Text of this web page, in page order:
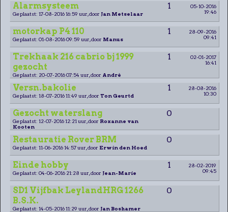
Alarmsysteem 1
05-10-2016
19:46
Geplaatst: 17-08-2016 16:59 uur, door Jan Metselaar
motorkap P4 110 1
28-09-2016
09:41
Geplaatst: 01-08-2016 09:59 uur, door Manus
Trekhaak 216 cabrio bj 1999
gezocht
1
02-01-2017
16:41
Geplaatst: 20-07-2016 07:54 uur, door André
Versn.bakolie 1
28-08-2016
10:30
Geplaatst: 18-07-2016 11:49 uur, door Ton Geurtd
Gezocht waterslang 0
Geplaatst: 12-07-2016 12:21 uur, door Roxanne van
Kooten
Restauratie Rover BRM 0
Geplaatst: 11-06-2016 14:57 uur, door Erwin den Hoed
Einde hobby 1
28-02-2019
09:45
Geplaatst: 04-06-2016 21:28 uur, door Jean-Marie
SD1 Vijfbak LeylandHRG 1266
B.S.K.
0
Geplaatst: 14-05-2016 11:29 uur, door Jan Boshamer